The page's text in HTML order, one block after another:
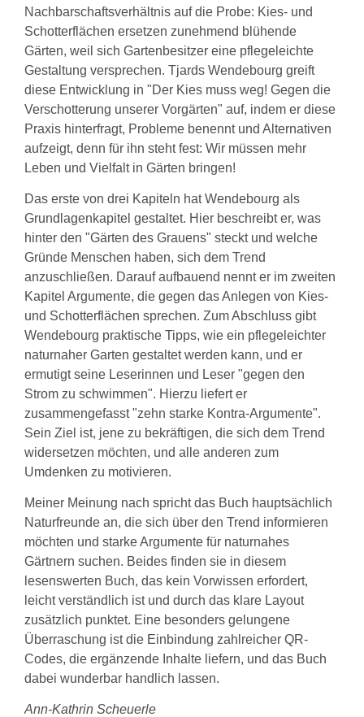
Nachbarschaftsverhältnis auf die Probe: Kies- und
Schotterflächen ersetzen zunehmend blühende
Gärten, weil sich Gartenbesitzer eine pflegeleichte
Gestaltung versprechen. Tjards Wendebourg greift
diese Entwicklung in "Der Kies muss weg! Gegen die
Verschotterung unserer Vorgärten" auf, indem er diese
Praxis hinterfragt, Probleme benennt und Alternativen
aufzeigt, denn für ihn steht fest: Wir müssen mehr
Leben und Vielfalt in Gärten bringen!
Das erste von drei Kapiteln hat Wendebourg als
Grundlagenkapitel gestaltet. Hier beschreibt er, was
hinter den "Gärten des Grauens" steckt und welche
Gründe Menschen haben, sich dem Trend
anzuschließen. Darauf aufbauend nennt er im zweiten
Kapitel Argumente, die gegen das Anlegen von Kies-
und Schotterflächen sprechen. Zum Abschluss gibt
Wendebourg praktische Tipps, wie ein pflegeleichter
naturnaher Garten gestaltet werden kann, und er
ermutigt seine Leserinnen und Leser "gegen den
Strom zu schwimmen". Hierzu liefert er
zusammengefasst "zehn starke Kontra-Argumente".
Sein Ziel ist, jene zu bekräftigen, die sich dem Trend
widersetzen möchten, und alle anderen zum
Umdenken zu motivieren.
Meiner Meinung nach spricht das Buch hauptsächlich
Naturfreunde an, die sich über den Trend informieren
möchten und starke Argumente für naturnahes
Gärtnern suchen. Beides finden sie in diesem
lesenswerten Buch, das kein Vorwissen erfordert,
leicht verständlich ist und durch das klare Layout
zusätzlich punktet. Eine besonders gelungene
Überraschung ist die Einbindung zahlreicher QR-
Codes, die ergänzende Inhalte liefern, und das Buch
dabei wunderbar handlich lassen.
Ann-Kathrin Scheuerle